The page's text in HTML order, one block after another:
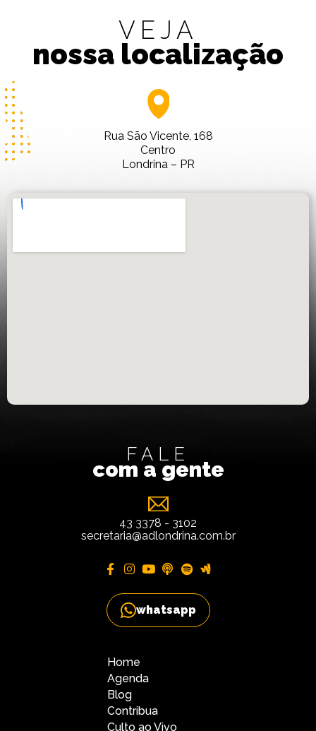
VEJA
nossa localização
Rua São Vicente, 168
Centro
Londrina – PR
FALE
com a gente
43 3378 - 3102
secretaria@adlondrina.com.br
whatsapp
Home
Agenda
Blog
Contribua
Culto ao Vivo